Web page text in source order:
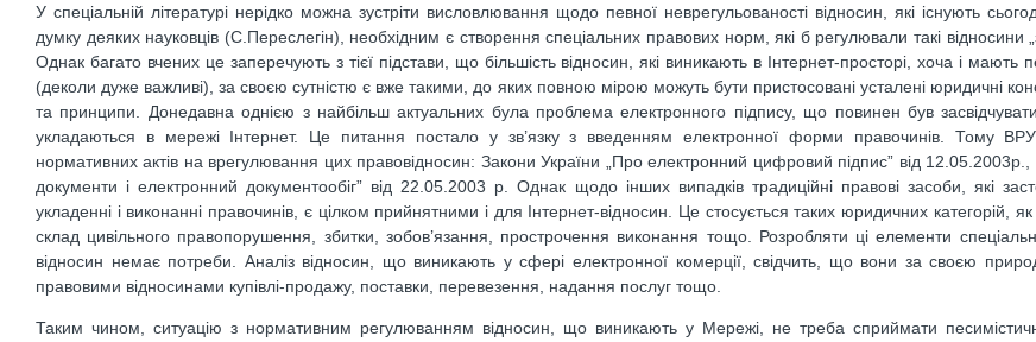
У спеціальній літературі нерідко можна зустріти висловлювання щодо певної неврегульованості відносин, які існують
думку деяких науковців (С.Переслегін), необхідним є створення спеціальних правових норм, які б регулювали такі відносини
Однак багато вчених це заперечують з тієї підстави, що більшість відносин, які виникають в Інтернет-просторі, хоча і мають
(деколи дуже важливі), за своєю сутністю є вже такими, до яких повною мірою можуть бути пристосовані усталені юридичні
та принципи. Донедавна однією з найбільш актуальних була проблема електронного підпису, що повинен був
укладаються в мережі Інтернет. Це питання постало у зв’язку з введенням електронної форми правочинів. Тому
нормативних актів на врегулювання цих правовідносин: Закони України „Про електронний цифровий підпис” від 12.05.2003р.,
документи і електронний документообіг” від 22.05.2003 р. Однак щодо інших випадків традиційні правові засоби, які
укладенні і виконанні правочинів, є цілком прийнятними і для Інтернет-відносин. Це стосується таких юридичних категорій,
склад цивільного правопорушення, збитки, зобов’язання, прострочення виконання тощо. Розробляти ці елементи
відносин немає потреби. Аналіз відносин, що виникають у сфері електронної комерції, свідчить, що вони за своєю
правовими відносинами купівлі-продажу, поставки, перевезення, надання послуг тощо.
Таким чином, ситуацію з нормативним регулюванням відносин, що виникають у Мережі, не треба сприймати